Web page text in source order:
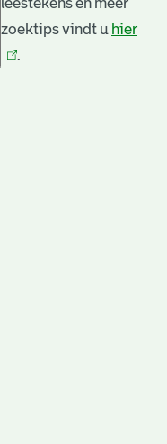
zoektips vindt u hier
.